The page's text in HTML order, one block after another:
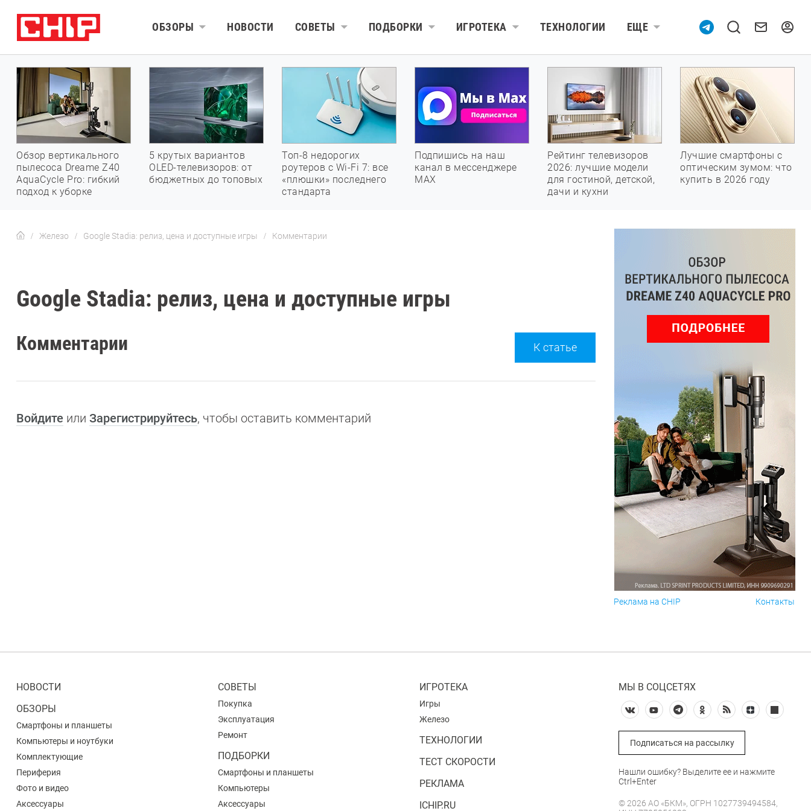
ОБЗОРЫ НОВОСТИ СОВЕТЫ ПОДБОРКИ ИГРОТЕКА ТЕХНОЛОГИИ ЕЩЕ
Обзор вертикального
пылесоса Dreame Z40
AquaCycle Pro: гибкий
подход к уборке
5 крутых вариантов
OLED-телевизоров: от
бюджетных до топовых
Топ-8 недорогих
роутеров с Wi-Fi 7: все
«плюшки» последнего
стандарта
Подпишись на наш
канал в мессенджере
МАХ
Рейтинг телевизоров
2026: лучшие модели
для гостиной, детской,
дачи и кухни
Лучшие смартфоны с
оптическим зумом: что
купить в 2026 году
Железо Google Stadia: релиз, цена и доступные игры Комментарии
Google Stadia: релиз, цена и доступные игры
Комментарии К статье
Войдите или Зарегистрируйтесь, чтобы оставить комментарий
Реклама на CHIP Контакты
НОВОСТИ
ОБЗОРЫ
Смартфоны и планшеты
Компьютеры и ноутбуки
Комплектующие
Периферия
Фото и видео
Аксессуары
СОВЕТЫ
Покупка
Эксплуатация
Ремонт
ПОДБОРКИ
Смартфоны и планшеты
Компьютеры
Аксессуары
ИГРОТЕКА
Игры
Железо
ТЕХНОЛОГИИ
ТЕСТ СКОРОСТИ
РЕКЛАМА
ICHIP.RU
МЫ В СОЦСЕТЯХ
Подписаться на рассылку
Нашли ошибку? Выделите ее и нажмите
Ctrl+Enter
© 2026 АО «БКМ», ОГРН 1027739494584,